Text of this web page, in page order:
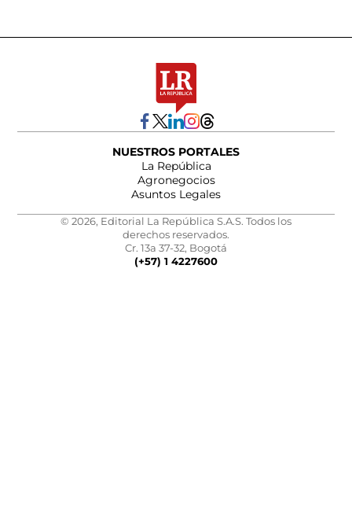
NUESTROS PORTALES
La República
Agronegocios
Asuntos Legales
© 2026, Editorial La República S.A.S. Todos los
derechos reservados.
Cr. 13a 37-32, Bogotá
(+57) 1 4227600